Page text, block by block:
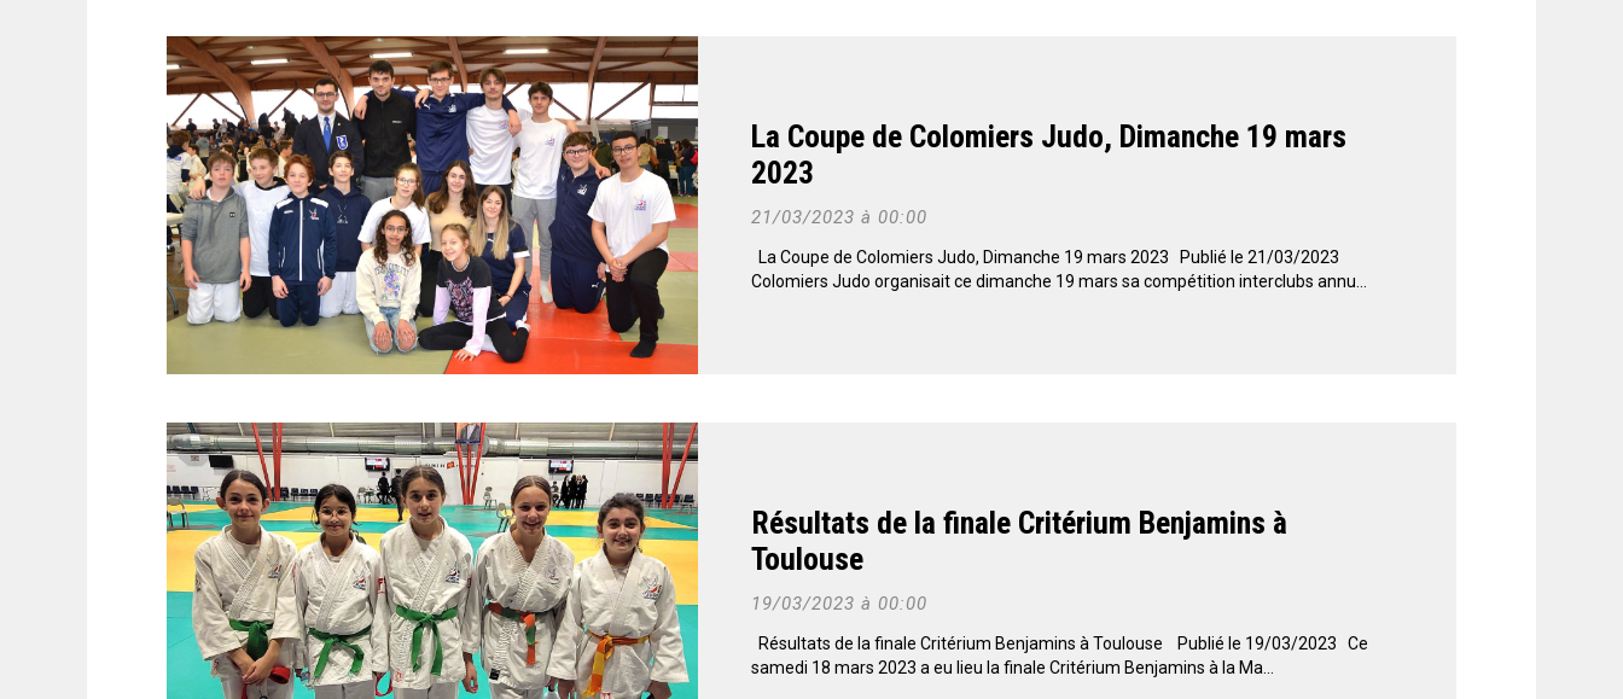
La Coupe de Colomiers Judo, Dimanche 19 mars
2023
21/03/2023 à 00:00
La Coupe de Colomiers Judo, Dimanche 19 mars 2023 Publié le 21/03/2023
Colomiers Judo organisait ce dimanche 19 mars sa compétition interclubs annu...
Résultats de la finale Critérium Benjamins à
Toulouse
19/03/2023 à 00:00
Résultats de la finale Critérium Benjamins à Toulouse Publié le 19/03/2023 Ce
samedi 18 mars 2023 a eu lieu la finale Critérium Benjamins à la Ma...